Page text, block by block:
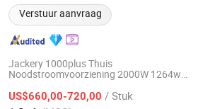
Verstuur aanvraag
Jackery 1000plus Thuis
Noodstroomvoorziening 2000W 1264wh
US$660,00-720,00 / Stuk
Co., Ltd.